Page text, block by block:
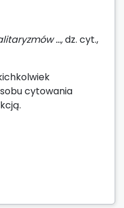
…,dz. cyt.,
cytowania